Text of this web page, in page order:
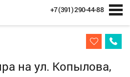
+7 (391) 290-44-88
на ул. Копылова,